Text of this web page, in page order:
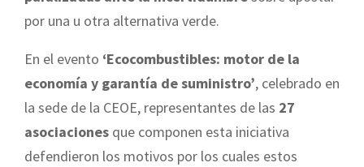
por una u otra alternativa verde.
En el evento ‘Ecocombustibles: motor de la
economía y garantía de suministro’, celebrado en
la sede de la CEOE, representantes de las 27
asociaciones que componen esta iniciativa
defendieron los motivos por los cuales estos